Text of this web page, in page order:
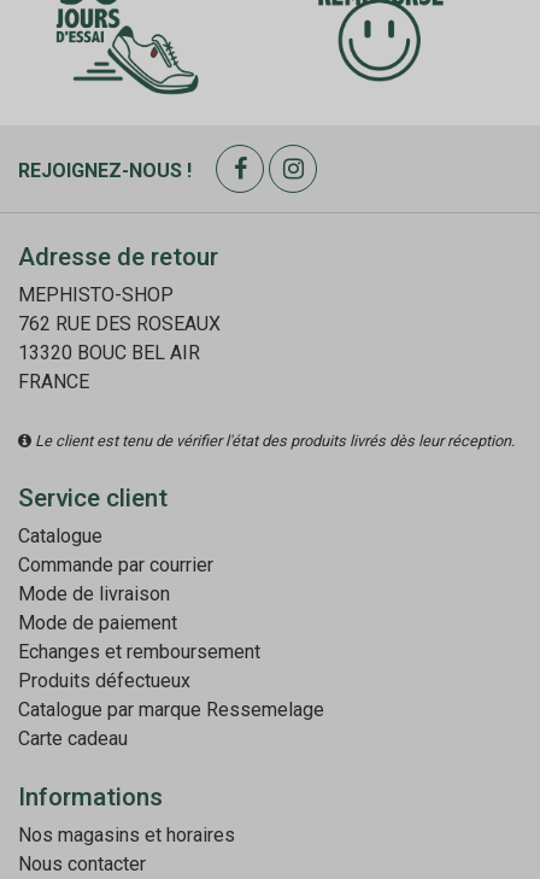
REJOIGNEZ-NOUS !
Adresse de retour
MEPHISTO-SHOP
762 RUE DES ROSEAUX
13320 BOUC BEL AIR
FRANCE
Le client est tenu de vérifier l'état des produits livrés dès leur réception.
Service client
Catalogue
Commande par courrier
Mode de livraison
Mode de paiement
Echanges et remboursement
Produits défectueux
Catalogue par marque Ressemelage
Carte cadeau
Informations
Nos magasins et horaires
Nous contacter